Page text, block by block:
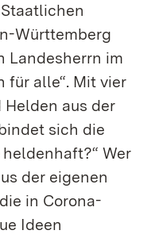
Württemberg
Landesherrn im
für alle“. Mit vier
aus der
sich die
heldenhaft?“ Wer
der eigenen
in Corona-
Ideen